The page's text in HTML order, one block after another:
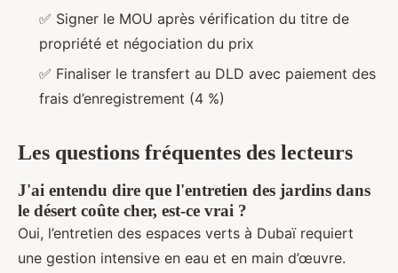
✅ Signer le MOU après vérification du titre de
propriété et négociation du prix
✅ Finaliser le transfert au DLD avec paiement des
frais d’enregistrement (4 %)
Les questions fréquentes des lecteurs
J'ai entendu dire que l'entretien des jardins dans
le désert coûte cher, est-ce vrai ?
Oui, l’entretien des espaces verts à Dubaï requiert
une gestion intensive en eau et en main d’œuvre.